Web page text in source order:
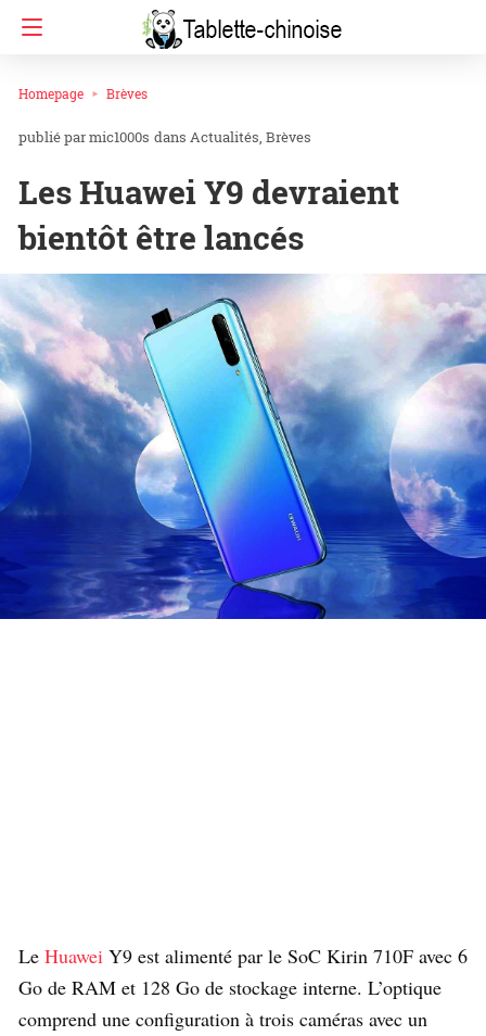
Homepage Brèves
mic1000s dans Actualités Brèves
Les Huawei Y9 devraient
bientôt être lancés
Le Huawei Y9 est alimenté par le SoC Kirin 710F avec 6
Go de RAM et 128 Go de stockage interne. L’optique
comprend une configuration à trois caméras avec un